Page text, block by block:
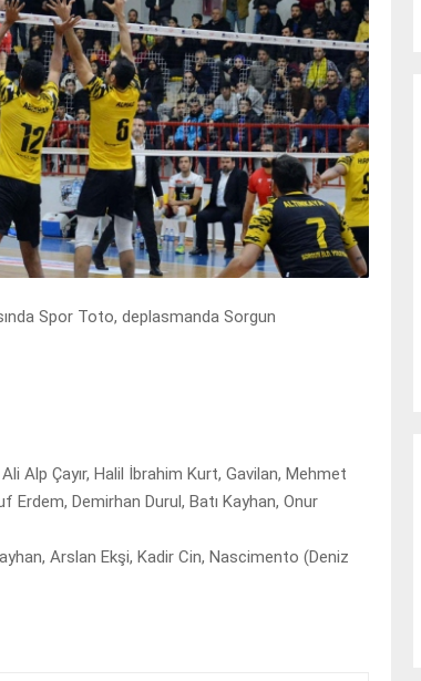
Spor Toto, deplasmanda Sorgun
Alp Çayır, Halil İbrahim Kurt, Gavilan, Mehmet
Erdem, Demirhan Durul, Batı Kayhan, Onur
Arslan Ekşi, Kadir Cin, Nascimento (Deniz